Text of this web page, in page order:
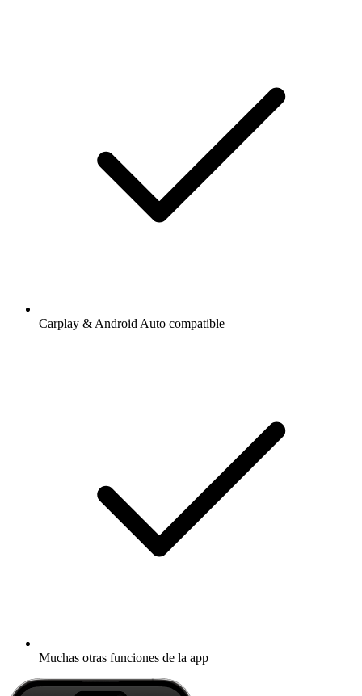
Carplay & Android Auto compatible
Muchas otras funciones de la app